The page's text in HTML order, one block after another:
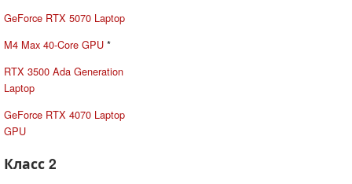
GeForce RTX 5070 Laptop
M4 Max 40-Core GPU *
RTX 3500 Ada Generation
Laptop
GeForce RTX 4070 Laptop
GPU
Класс 2